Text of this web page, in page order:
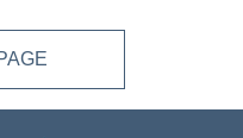
PAGE